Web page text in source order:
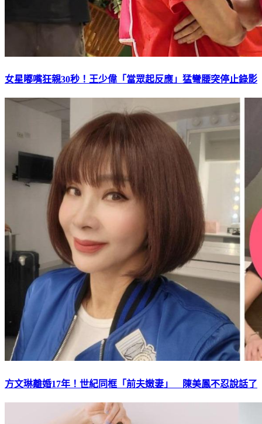
女星嘟嘴狂親30秒！王少偉「當眾起反應」猛彎腰突停止錄影
方文琳離婚17年！世紀同框「前夫嫩妻」 陳美鳳不忍說話了